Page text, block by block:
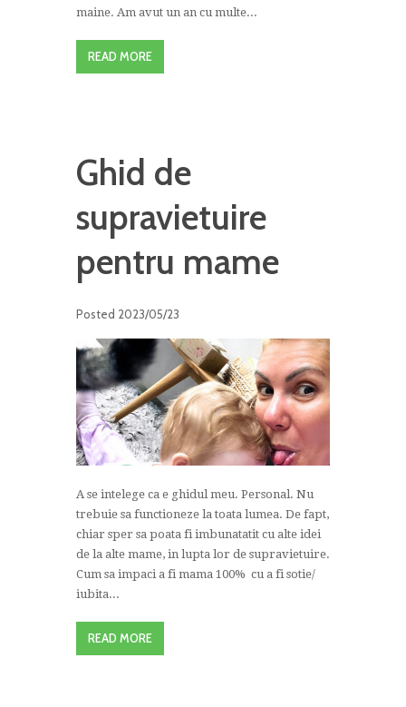
maine. Am avut un an cu multe...
READ MORE
Ghid de
supravietuire
pentru mame
Posted 2023/05/23
A se intelege ca e ghidul meu. Personal. Nu
trebuie sa functioneze la toata lumea. De fapt,
chiar sper sa poata fi imbunatatit cu alte idei
de la alte mame, in lupta lor de supravietuire.
Cum sa impaci a fi mama 100% cu a fi sotie/
iubita...
READ MORE